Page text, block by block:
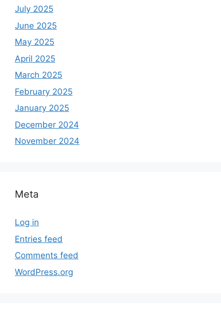
July 2025
June 2025
May 2025
April 2025
March 2025
February 2025
January 2025
December 2024
November 2024
Meta
Log in
Entries feed
Comments feed
WordPress.org